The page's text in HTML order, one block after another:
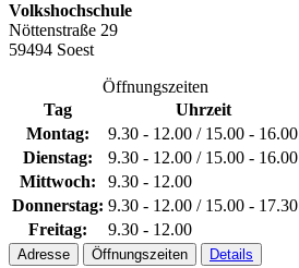
Volkshochschule
Nöttenstraße 29
59494 Soest
Öffnungszeiten
Tag
Uhrzeit
Montag:
9.30 - 12.00 / 15.00 - 16.00
Dienstag:
9.30 - 12.00 / 15.00 - 16.00
Mittwoch:
9.30 - 12.00
Donnerstag: 9.30 - 12.00 / 15.00 - 17.30
Freitag:
9.30 - 12.00
Adresse Öffnungszeiten Details